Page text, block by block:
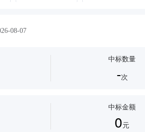
08-07
中标数量
-次
中标金额
0元